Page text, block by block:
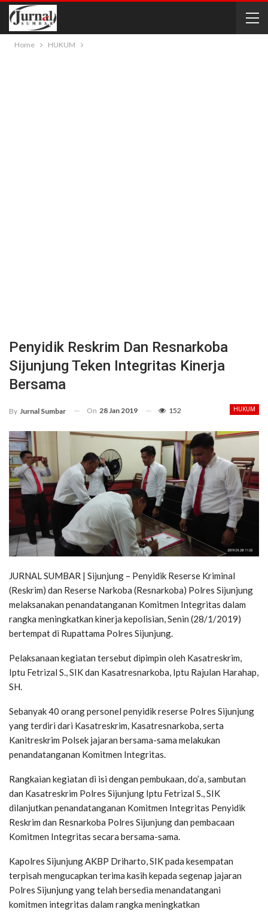
Home HUKUM
Penyidik Reskrim Dan Resnarkoba
Sijunjung Teken Integritas Kinerja
Bersama
HUKUM
By Jurnal Sumbar On 28 Jan 2019 152
JURNAL SUMBAR | Sijunjung – Penyidik Reserse Kriminal
(Reskrim) dan Reserse Narkoba (Resnarkoba) Polres Sijunjung
melaksanakan penandatanganan Komitmen Integritas dalam
rangka meningkatkan kinerja kepolisian, Senin (28/1/2019)
bertempat di Rupattama Polres Sijunjung.
Pelaksanaan kegiatan tersebut dipimpin oleh Kasatreskrim,
Iptu Fetrizal S., SIK dan Kasatresnarkoba, Iptu Rajulan Harahap,
SH.
Sebanyak 40 orang personel penyidik reserse Polres Sijunjung
yang terdiri dari Kasatreskrim, Kasatresnarkoba, serta
Kanitreskrim Polsek jajaran bersama-sama melakukan
penandatanganan Komitmen Integritas.
Rangkaian kegiatan di isi dengan pembukaan, do’a, sambutan
dan Kasatreskrim Polres Sijunjung Iptu Fetrizal S., SIK
dilanjutkan penandatanganan Komitmen Integritas Penyidik
Reskrim dan Resnarkoba Polres Sijunjung dan pembacaan
Komitmen Integritas secara bersama-sama.
Kapolres Sijunjung AKBP Driharto, SIK pada kesempatan
terpisah mengucapkan terima kasih kepada segenap jajaran
Polres Sijunjung yang telah bersedia menandatangani
komitmen integritas dalam rangka meningkatkan